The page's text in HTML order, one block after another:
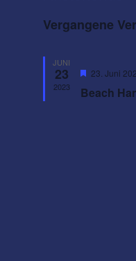
wählen.
Vergangene
JUNI
23
2023
23. Juni
Beach